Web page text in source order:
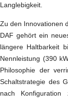
Langlebigkeit.
Zu den Innovationen
DAF gehört ein
längere Haltbarkeit
Nennleistung (390
Philosophie der
Schaltstrategie des
nach